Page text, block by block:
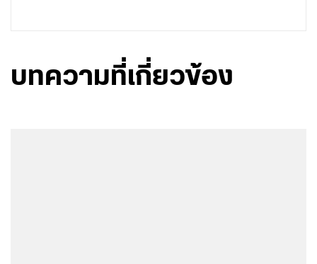
บทความที่เกี่ยวข้อง